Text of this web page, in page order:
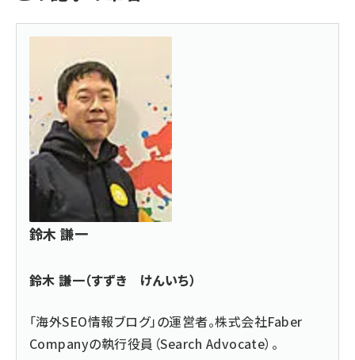
鈴木 謙一
鈴木 謙一（すずき けんいち）
「海外SEO情報ブログ」の運営者。株式会社Faber
Companyの執行役員（Search Advocate）。